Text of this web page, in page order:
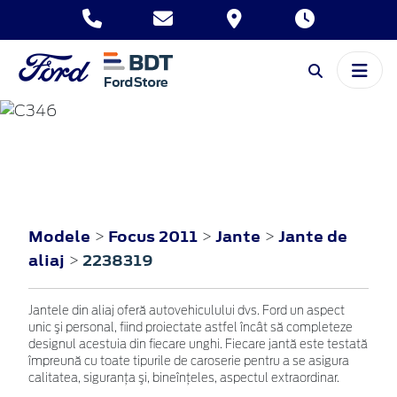
Modele > Focus 2011 > Jante > Jante de
aliaj > 2238319
Jantele din aliaj oferă autovehiculului dvs. Ford un aspect
unic şi personal, fiind proiectate astfel încât să completeze
designul acestuia din fiecare unghi. Fiecare jantă este testată
împreună cu toate tipurile de caroserie pentru a se asigura
calitatea, siguranţa şi, bineînţeles, aspectul extraordinar.